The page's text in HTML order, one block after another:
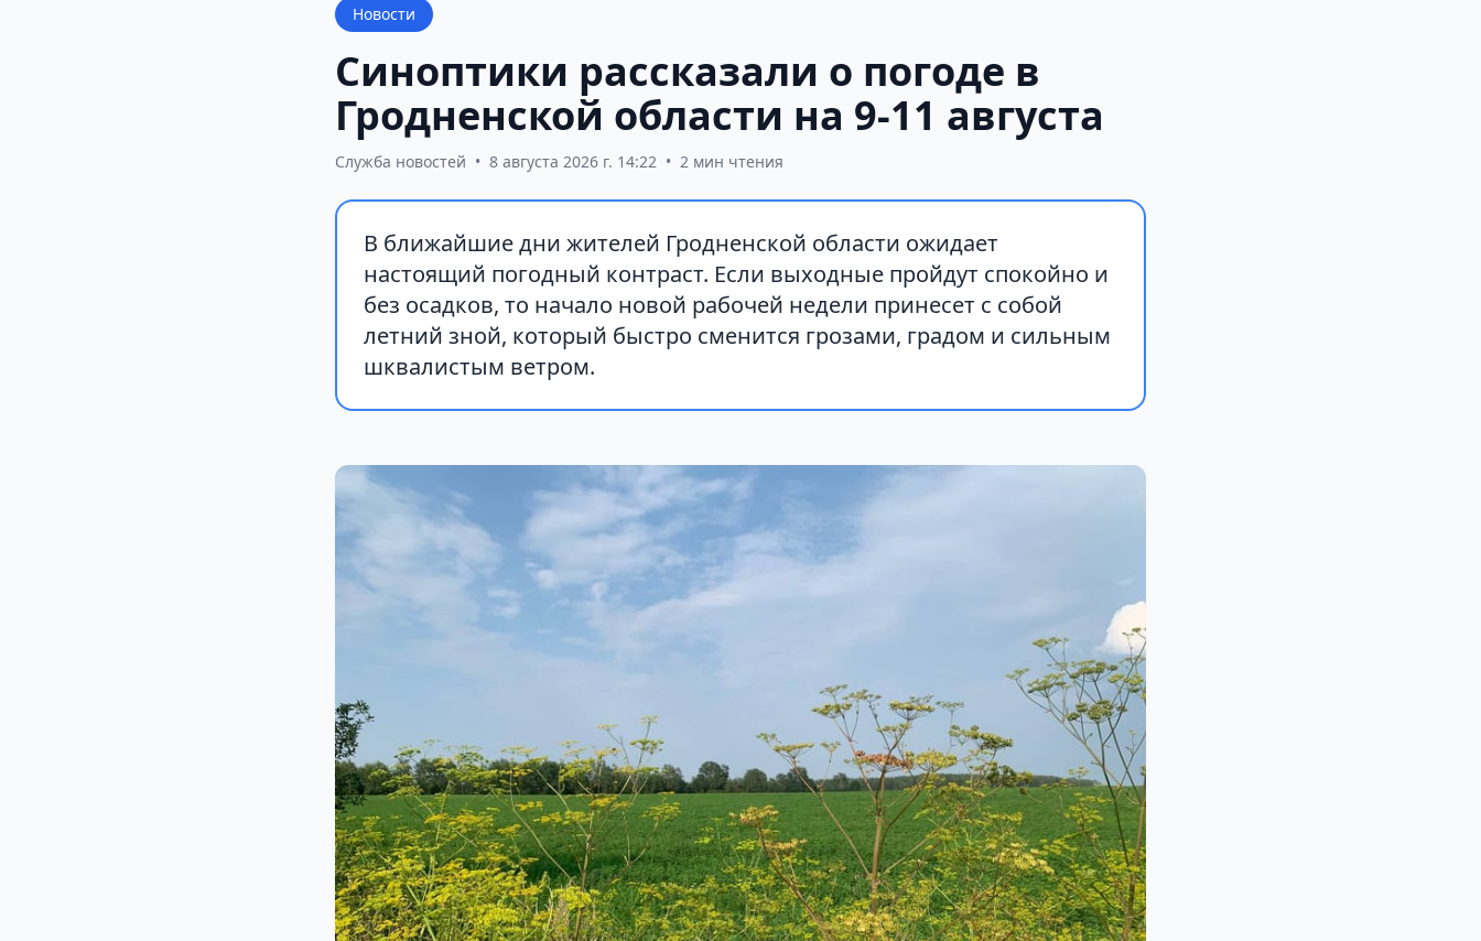
Новости
Синоптики рассказали о погоде в
Гродненской области на 9-11 августа
Служба новостей • 8 августа 2026 г. 14:22 • 2 мин чтения
В ближайшие дни жителей Гродненской области ожидает
настоящий погодный контраст. Если выходные пройдут спокойно и
без осадков, то начало новой рабочей недели принесет с собой
летний зной, который быстро сменится грозами, градом и сильным
шквалистым ветром.